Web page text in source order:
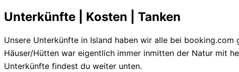
Unterkünfte | Kosten | Tanken
Unsere Unterkünfte in Island haben wir alle bei
Häuser/Hütten war eigentlich immer inmitten der Natur mit
Unterkünfte findest du weiter unten.